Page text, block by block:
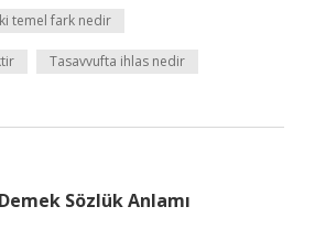
temel fark nedir
Tasavvufta ihlas nedir
Sözlük Anlamı